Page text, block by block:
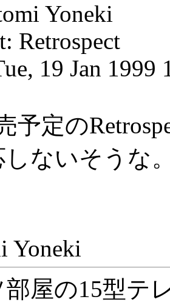
Yoneki
Retrospect
19 Jan 1999
予定の
しないそうな
Yoneki
屋の15型テ